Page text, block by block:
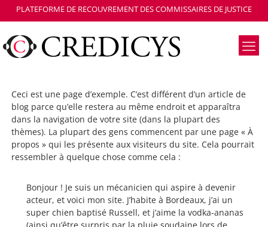
PLATEFORME DE RECOUVREMENT DES COMMISSAIRES DE JUSTICE
Ceci est une page d’exemple. C’est différent d’un article de
blog parce qu’elle restera au même endroit et apparaîtra
dans la navigation de votre site (dans la plupart des
thèmes). La plupart des gens commencent par une page « À
propos » qui les présente aux visiteurs du site. Cela pourrait
ressembler à quelque chose comme cela :
Bonjour ! Je suis un mécanicien qui aspire à devenir
acteur, et voici mon site. J’habite à Bordeaux, j’ai un
super chien baptisé Russell, et j’aime la vodka-ananas